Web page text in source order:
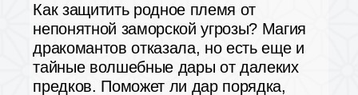
Как защитить родное племя от
непонятной заморской угрозы? Магия
дракомантов отказала, но есть еще и
тайные волшебные дары от далеких
предков. Поможет ли дар порядка,